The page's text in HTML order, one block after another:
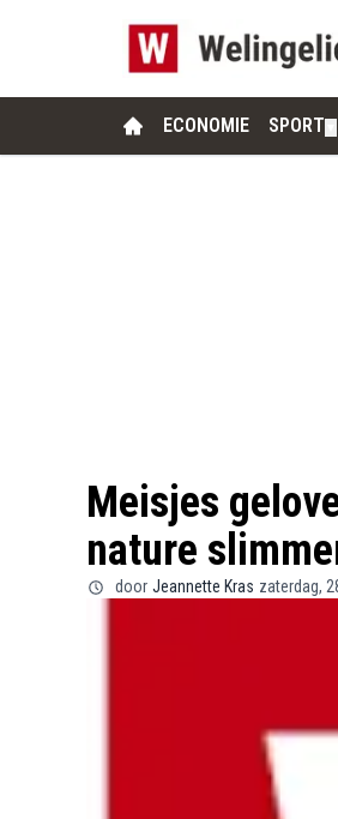
ECONOMIE SPORT
Meisjes
nature
door Jeannette Kras zaterdag,